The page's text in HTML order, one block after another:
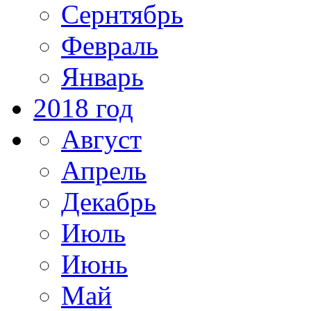
Сернтябрь
Февраль
Январь
2018 год
Август
Апрель
Декабрь
Июль
Июнь
Май